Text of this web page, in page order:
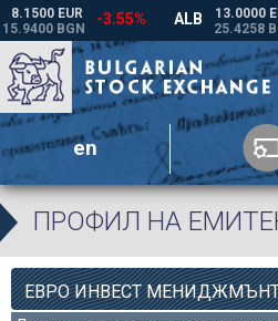
en
ПРОФИЛ НА